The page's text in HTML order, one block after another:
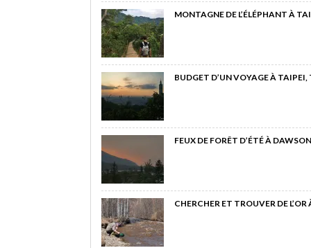
MONTAGNE DE L’ÉLÉPHANT À
BUDGET D’UN VOYAGE À
FEUX DE FORÊT D’ÉTÉ À
CHERCHER ET TROUVER DE